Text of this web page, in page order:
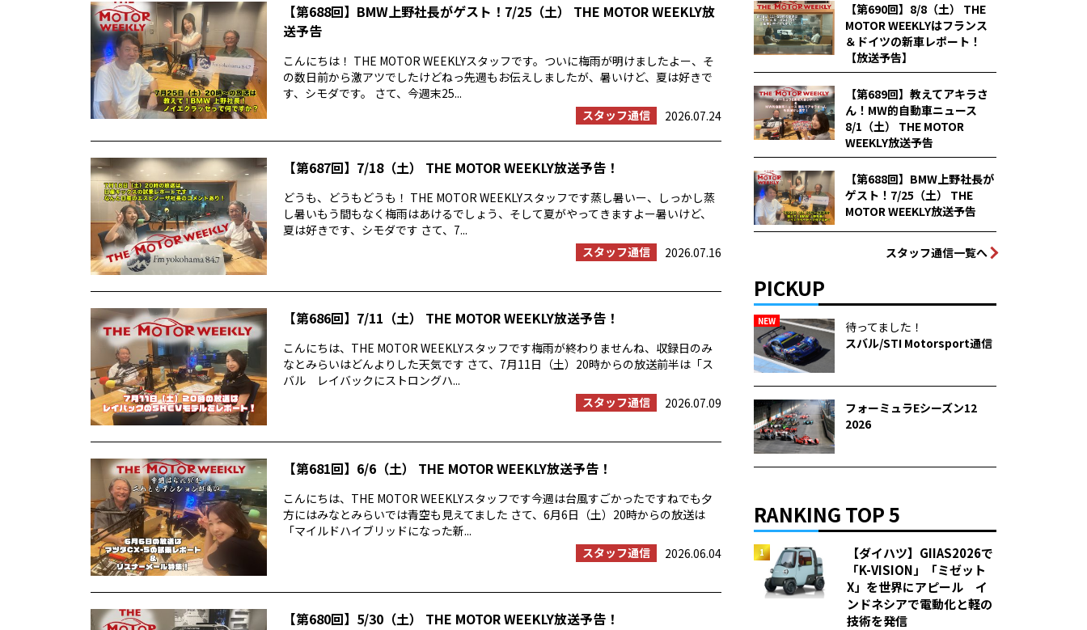
【第688回】BMW上野社長がゲスト！7/25（土） THE MOTOR WEEKLY放
送予告
こんにちは！ THE MOTOR WEEKLYスタッフです。ついに梅雨が明けましたよー、そ
の数日前から激アツでしたけどねっ先週もお伝えしましたが、暑いけど、夏は好きで
す、シモダです。 さて、今週末25...
スタッフ通信
2026.07.24
【第687回】7/18（土） THE MOTOR WEEKLY放送予告！
どうも、どうもどうも！ THE MOTOR WEEKLYスタッフです蒸し暑いー、しっかし蒸
し暑いもう間もなく梅雨はあけるでしょう、そして夏がやってきますよー暑いけど、
夏は好きです、シモダです さて、7...
スタッフ通信
2026.07.16
【第686回】7/11（土） THE MOTOR WEEKLY放送予告！
こんにちは、THE MOTOR WEEKLYスタッフです梅雨が終わりませんね、収録日のみ
なとみらいはどんよりした天気です さて、7月11日（土）20時からの放送前半は「ス
バル レイバックにストロングハ...
スタッフ通信
2026.07.09
【第681回】6/6（土） THE MOTOR WEEKLY放送予告！
こんにちは、THE MOTOR WEEKLYスタッフです今週は台風すごかったですねでも夕
方にはみなとみらいでは青空も見えてました さて、6月6日（土）20時からの放送は
「マイルドハイブリッドになった新...
スタッフ通信
2026.06.04
【第680回】5/30（土） THE MOTOR WEEKLY放送予告！
【第690回】8/8（土） THE
MOTOR WEEKLYはフランス
＆ドイツの新車レポート！
【放送予告】
【第689回】教えてアキラさ
ん！MW的自動車ニュース
8/1（土） THE MOTOR
WEEKLY放送予告
【第688回】BMW上野社長が
ゲスト！7/25（土） THE
MOTOR WEEKLY放送予告
スタッフ通信一覧へ
PICKUP
NEW
待ってました！
スバル/STI Motorsport通信
フォーミュラEシーズン12
2026
RANKING TOP 5
【ダイハツ】GIIAS2026で
「K-VISION」「ミゼット
X」を世界にアピール イ
ンドネシアで電動化と軽の
技術を発信